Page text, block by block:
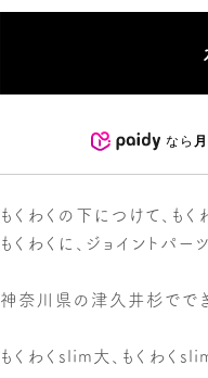
なら
もくわくの下につけて、も
もくわくに、ジョイントパ
神奈川県の津久井杉ででき
もくわくslim大、もくわく